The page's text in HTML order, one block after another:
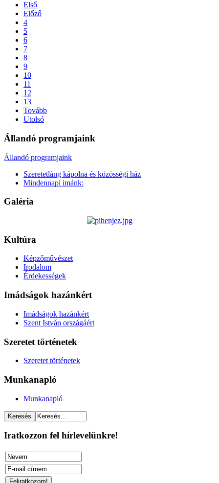
Első
Előző
4
5
6
7
8
9
10
11
12
13
Tovább
Utolsó
Állandó programjaink
Állandó programjaink
Szeretetláng kápolna és közösségi ház
Mindennapi imánk:
Galéria
Kultúra
Képzőművészet
Irodalom
Érdekességek
Imádságok hazánkért
Imádságok hazánkért
Szent István országáért
Szeretet történetek
Szeretet történetek
Munkanapló
Munkanapló
Iratkozzon fel hírlevelünkre!